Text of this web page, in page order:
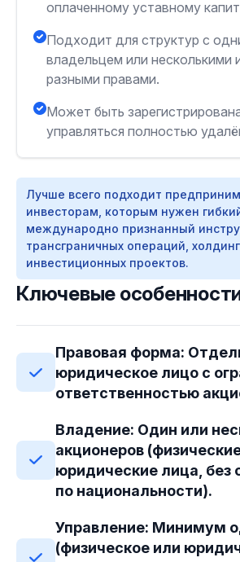
оплаченному уставному
Подходит для структур с
владельцем или несколькими
разными правами.
Может быть
управляться полностью
Лучше всего подходит
инвесторам, которым нужен
международно признанный
трансграничных операций,
инвестиционных проектов.
Ключевые
Правовая форма:
юридическое лицо с
ответственностью
Владение: Один или
акционеров
юридические лица, без
по национальности).
Управление: Минимум
(физическое или